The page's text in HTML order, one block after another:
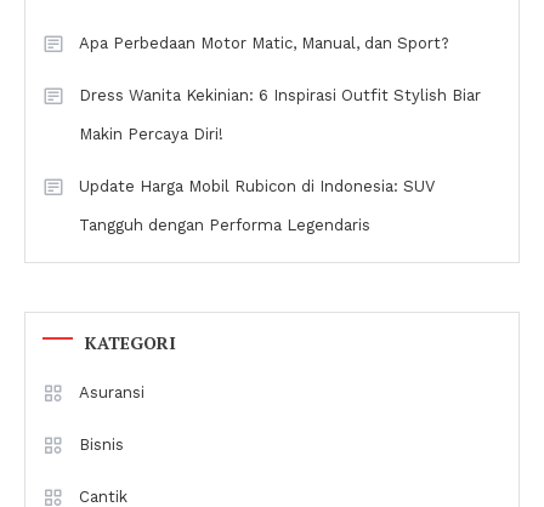
Apa Perbedaan Motor Matic, Manual, dan Sport?
Dress Wanita Kekinian: 6 Inspirasi Outfit Stylish Biar
Makin Percaya Diri!
Update Harga Mobil Rubicon di Indonesia: SUV
Tangguh dengan Performa Legendaris
KATEGORI
Asuransi
Bisnis
Cantik